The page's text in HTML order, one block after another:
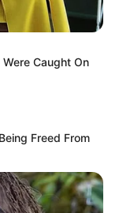
like cookies to store
technologies will
Caught On
Freed From